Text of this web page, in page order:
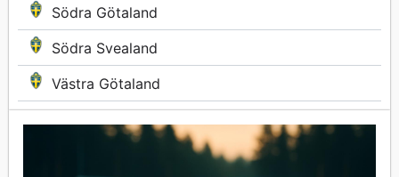
Södra Götaland
Södra Svealand
Västra Götaland